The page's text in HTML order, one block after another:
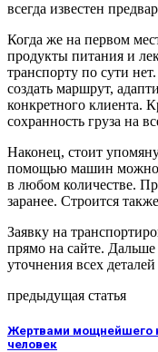
всегда известен
Когда же на первом
продукты питания и
транспорту по сути
создать маршрут,
конкретного клиента.
сохранность груза на
Наконец, стоит
помощью машин можно
в любом количестве.
заранее. Строится
Заявку на
прямо на сайте.
уточнения всех
предыдущая статья
Жертвами мощнейшего
человек